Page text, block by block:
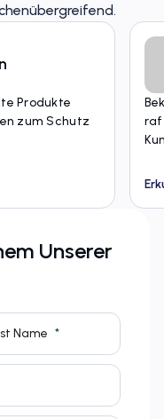
Produkte
zum Schutz
Unserer